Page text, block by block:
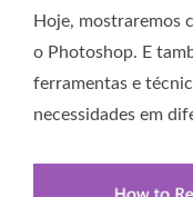
Hoje, mostraremos
o Photoshop. E
ferramentas e
necessidades em